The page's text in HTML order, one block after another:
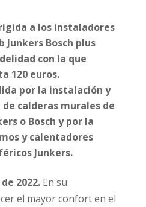
a los instaladores
Junkers Bosch plus
con la que
120 euros.
por la instalación y
calderas murales de
o Bosch y por la
y calentadores
Junkers.
2022. En su
el mayor confort en el